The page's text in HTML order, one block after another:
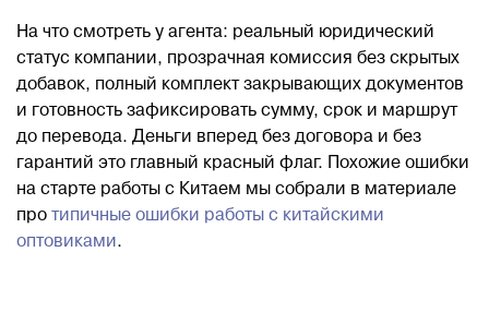
На что смотреть у агента: реальный юридический
статус компании, прозрачная комиссия без скрытых
добавок, полный комплект закрывающих документов
и готовность зафиксировать сумму, срок и маршрут
до перевода. Деньги вперед без договора и без
гарантий это главный красный флаг. Похожие ошибки
на старте работы с Китаем мы собрали в материале
про типичные ошибки работы с китайскими
оптовиками .